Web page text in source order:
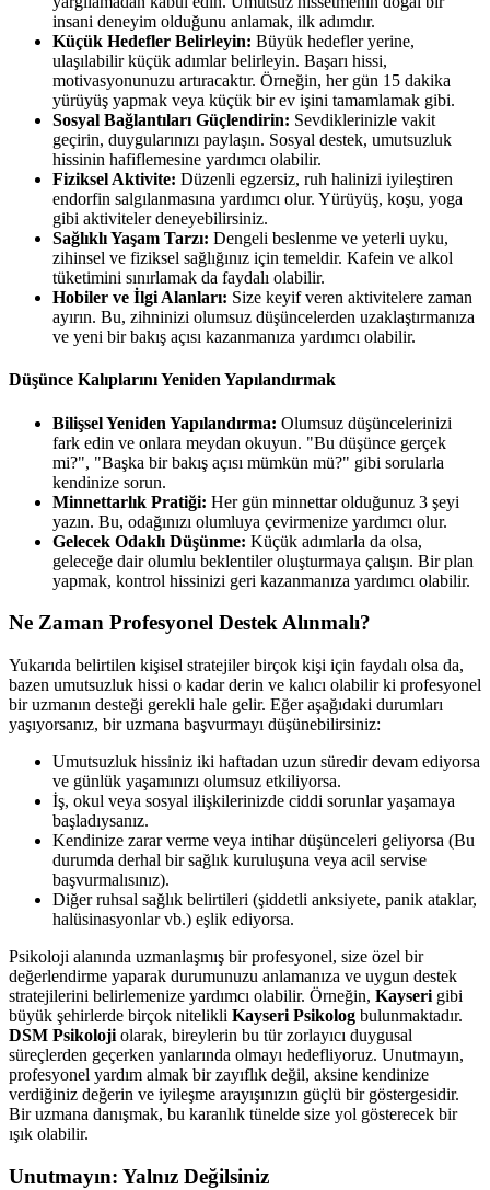
insani deneyim olduğunu anlamak, ilk adımdır.
Küçük Hedefler Belirleyin: Büyük hedefler yerine,
ulaşılabilir küçük adımlar belirleyin. Başarı hissi,
motivasyonunuzu artıracaktır. Örneğin, her gün 15 dakika
yürüyüş yapmak veya küçük bir ev işini tamamlamak gibi.
Sosyal Bağlantıları Güçlendirin: Sevdiklerinizle vakit
geçirin, duygularınızı paylaşın. Sosyal destek, umutsuzluk
hissinin hafiflemesine yardımcı olabilir.
Fiziksel Aktivite: Düzenli egzersiz, ruh halinizi iyileştiren
endorfin salgılanmasına yardımcı olur. Yürüyüş, koşu, yoga
gibi aktiviteler deneyebilirsiniz.
Sağlıklı Yaşam Tarzı: Dengeli beslenme ve yeterli uyku,
zihinsel ve fiziksel sağlığınız için temeldir. Kafein ve alkol
tüketimini sınırlamak da faydalı olabilir.
Hobiler ve İlgi Alanları: Size keyif veren aktivitelere zaman
ayırın. Bu, zihninizi olumsuz düşüncelerden uzaklaştırmanıza
ve yeni bir bakış açısı kazanmanıza yardımcı olabilir.
Düşünce Kalıplarını Yeniden Yapılandırmak
Bilişsel Yeniden Yapılandırma: Olumsuz düşüncelerinizi
fark edin ve onlara meydan okuyun. "Bu düşünce gerçek
mi?", "Başka bir bakış açısı mümkün mü?" gibi sorularla
kendinize sorun.
Minnettarlık Pratiği: Her gün minnettar olduğunuz 3 şeyi
yazın. Bu, odağınızı olumluya çevirmenize yardımcı olur.
Gelecek Odaklı Düşünme: Küçük adımlarla da olsa,
geleceğe dair olumlu beklentiler oluşturmaya çalışın. Bir plan
yapmak, kontrol hissinizi geri kazanmanıza yardımcı olabilir.
Ne Zaman Profesyonel Destek Alınmalı?
Yukarıda belirtilen kişisel stratejiler birçok kişi için faydalı olsa da,
bazen umutsuzluk hissi o kadar derin ve kalıcı olabilir ki profesyonel
bir uzmanın desteği gerekli hale gelir. Eğer aşağıdaki durumları
yaşıyorsanız, bir uzmana başvurmayı düşünebilirsiniz:
Umutsuzluk hissiniz iki haftadan uzun süredir devam ediyorsa
ve günlük yaşamınızı olumsuz etkiliyorsa.
İş, okul veya sosyal ilişkilerinizde ciddi sorunlar yaşamaya
başladıysanız.
Kendinize zarar verme veya intihar düşünceleri geliyorsa (Bu
durumda derhal bir sağlık kuruluşuna veya acil servise
başvurmalısınız).
Diğer ruhsal sağlık belirtileri (şiddetli anksiyete, panik ataklar,
halüsinasyonlar vb.) eşlik ediyorsa.
Psikoloji alanında uzmanlaşmış bir profesyonel, size özel bir
değerlendirme yaparak durumunuzu anlamanıza ve uygun destek
stratejilerini belirlemenize yardımcı olabilir. Örneğin, Kayseri gibi
büyük şehirlerde birçok nitelikli Kayseri Psikolog bulunmaktadır.
DSM Psikoloji olarak, bireylerin bu tür zorlayıcı duygusal
süreçlerden geçerken yanlarında olmayı hedefliyoruz. Unutmayın,
profesyonel yardım almak bir zayıflık değil, aksine kendinize
verdiğiniz değerin ve iyileşme arayışınızın güçlü bir göstergesidir.
Bir uzmana danışmak, bu karanlık tünelde size yol gösterecek bir
ışık olabilir.
Unutmayın: Yalnız Değilsiniz